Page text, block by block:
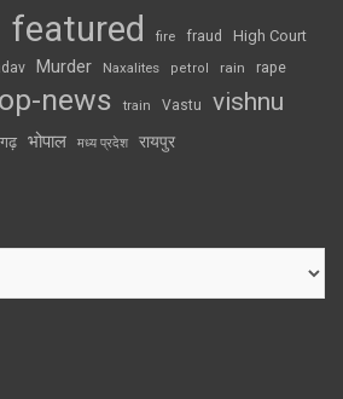
featured fire fraud High Court
Murder Naxalites petrol rain rape
news train Vastu vishnu
भोपाल मध्य प्रदेश रायपुर